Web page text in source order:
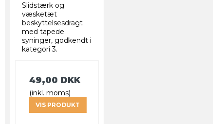
Slidstærk og
væsketæt
beskyttelsesdragt
med tapede
syninger, godkendt i
kategori 3.
49,00 DKK
(inkl. moms)
VIS PRODUKT